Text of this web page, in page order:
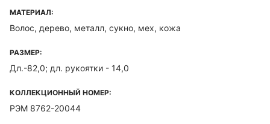
МАТЕРИАЛ:
Волос, дерево, металл, сукно, мех, кожа
РАЗМЕР:
Дл.-82,0; дл. рукоятки - 14,0
КОЛЛЕКЦИОННЫЙ НОМЕР:
РЭМ 8762-20044